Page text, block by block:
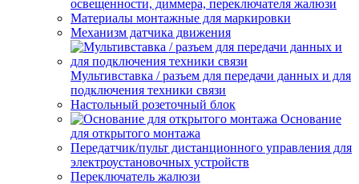
освещенности, диммера, переключателя жалюзи
Материалы монтажные для маркировки
Механизм датчика движения
Мультивставка / разъем для передачи данных и для
подключения техники связи
Настольный розеточный блок
Основание
для открытого монтажа
Передатчик/пульт дистанционного управления для
электроустановочных устройств
Переключатель жалюзи